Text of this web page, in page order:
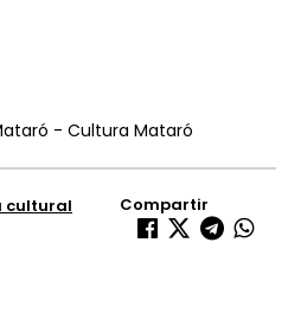
- Cultura Mataró
cultural
Compartir